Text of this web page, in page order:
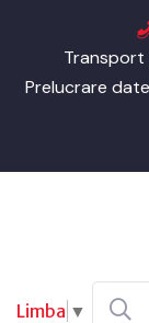
Transport
Prelucrare
Limba ▼